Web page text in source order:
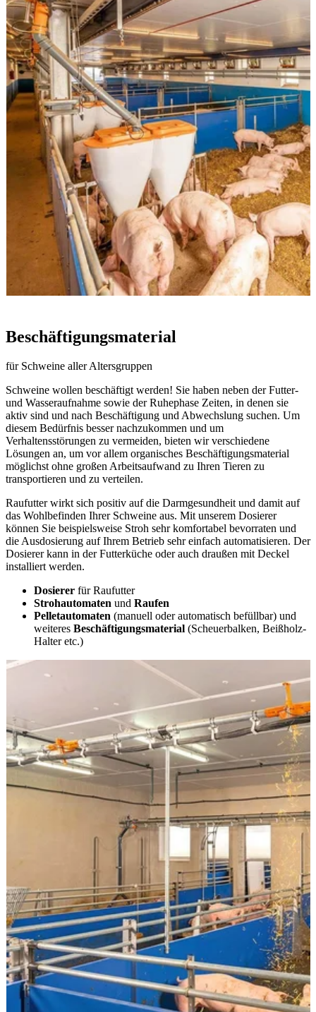
Beschäftigungsmaterial
für Schweine aller Altersgruppen
Schweine wollen beschäftigt werden! Sie haben neben der Futter-
und Wasseraufnahme sowie der Ruhephase Zeiten, in denen sie
aktiv sind und nach Beschäftigung und Abwechslung suchen. Um
diesem Bedürfnis besser nachzukommen und um
Verhaltensstörungen zu vermeiden, bieten wir verschiedene
Lösungen an, um vor allem organisches Beschäftigungsmaterial
möglichst ohne großen Arbeitsaufwand zu Ihren Tieren zu
transportieren und zu verteilen.
Raufutter wirkt sich positiv auf die Darmgesundheit und damit auf
das Wohlbefinden Ihrer Schweine aus. Mit unserem Dosierer
können Sie beispielsweise Stroh sehr komfortabel bevorraten und
die Ausdosierung auf Ihrem Betrieb sehr einfach automatisieren. Der
Dosierer kann in der Futterküche oder auch draußen mit Deckel
installiert werden.
Dosierer für Raufutter
Strohautomaten und Raufen
Pelletautomaten (manuell oder automatisch befüllbar) und
weiteres Beschäftigungsmaterial (Scheuerbalken, Beißholz-
Halter etc.)